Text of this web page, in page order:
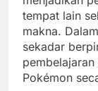
tempat lain
makna.
sekadar
Pokémon